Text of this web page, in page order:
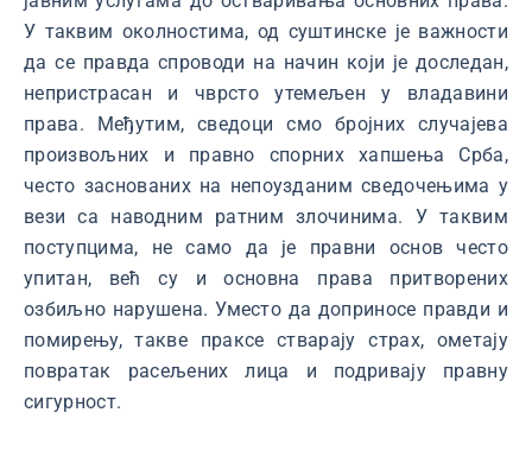
У таквим околностима, од суштинске је важности
да се правда спроводи на начин који је доследан,
непристрасан и чврсто утемељен у владавини
права. Међутим, сведоци смо бројних случајева
произвољних и правно спорних хапшења Срба,
често заснованих на непоузданим сведочењима у
вези са наводним ратним злочинима. У таквим
поступцима, не само да је правни основ често
упитан, већ су и основна права притворених
озбиљно нарушена. Уместо да доприносе правди и
помирењу, такве праксе стварају страх, ометају
повратак расељених лица и подривају правну
сигурност.